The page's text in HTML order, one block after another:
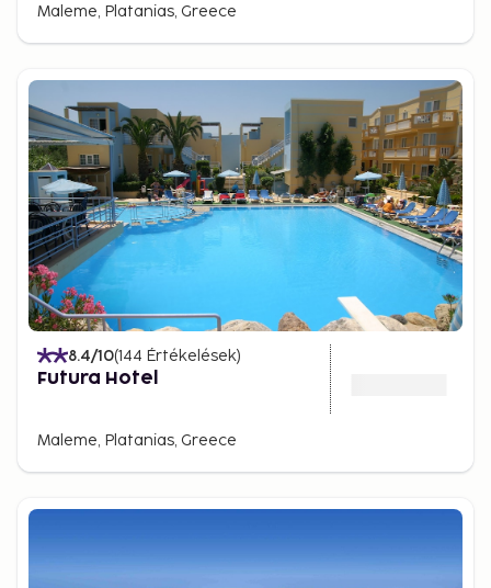
Maleme, Platanias, Greece
8.4/10(144 Értékelések)
Futura Hotel
Maleme, Platanias, Greece